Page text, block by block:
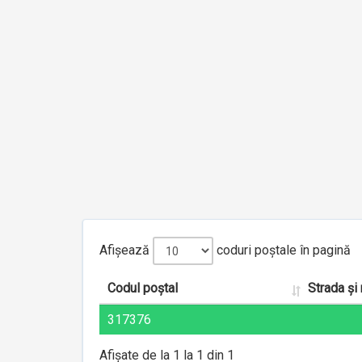
Afișează coduri poștale în pagină
Codul poștal Strada și
317376
Afișate de la 1 la 1 din 1